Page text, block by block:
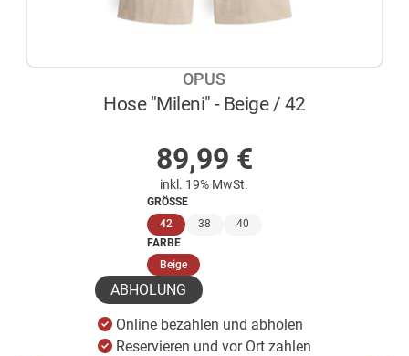
OPUS
Hose "Mileni" - Beige / 42
89,99 €
inkl. 19% MwSt.
GRÖSSE
42(ausgewählt)
38
40
FARBE
Beige(ausgewählt)
ABHOLUNG
Online bezahlen und abholen
Reservieren und vor Ort zahlen